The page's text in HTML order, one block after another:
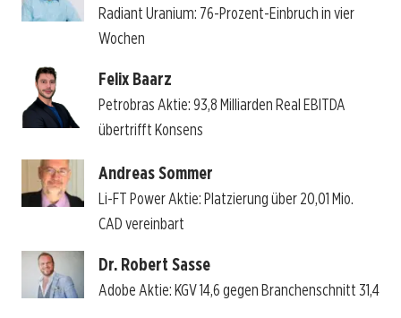
Radiant Uranium: 76-Prozent-Einbruch in vier
Wochen
Felix Baarz
Petrobras Aktie: 93,8 Milliarden Real EBITDA
übertrifft Konsens
Andreas Sommer
Li-FT Power Aktie: Platzierung über 20,01 Mio.
CAD vereinbart
Dr. Robert Sasse
Adobe Aktie: KGV 14,6 gegen Branchenschnitt 31,4